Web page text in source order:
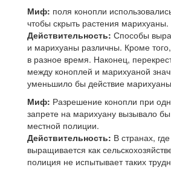
Миф: поля конопли
чтобы скрыть растения марихуаны.
Действительность: Способы
и марихуаны различны. Кроме
в разное время. Наконец,
между коноплей и марихуаной
уменьшило бы действие
Миф: Разрешение конопли при
запрете на марихуану вызывало
местной полиции.
Действительность: В странах,
выращивается как
полиция не испытывает таких